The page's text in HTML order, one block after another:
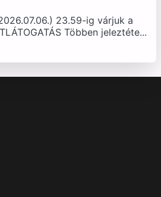
23.59-ig várjuk a
Többen jeleztéte...